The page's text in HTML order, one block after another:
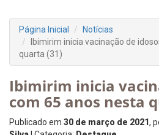
Página Inicial
Notícias
Ibimirim inicia vacinação de
quarta (31)
Ibimirim inicia
com 65 anos nesta
Publicado em 30 de março de 2021,